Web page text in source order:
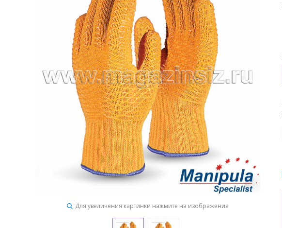
Для увеличения картинки нажмите на изображение